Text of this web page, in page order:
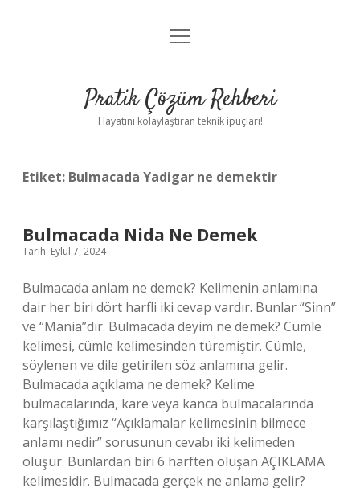
Anasayfa
Yasal Uyarı
menüyü
Pratik Çözüm Rehberi
Hayatını kolaylaştıran teknik ipuçları!
Etiket: Bulmacada Yadigar ne demektir
Bulmacada Nida Ne Demek
Tarih: Eylül 7, 2024
Bulmacada anlam ne demek? Kelimenin anlamına
dair her biri dört harfli iki cevap vardır. Bunlar “Sinn”
ve “Mania”dır. Bulmacada deyim ne demek? Cümle
kelimesi, cümle kelimesinden türemiştir. Cümle,
söylenen ve dile getirilen söz anlamına gelir.
Bulmacada açıklama ne demek? Kelime
bulmacalarında, kare veya kanca bulmacalarında
karşılaştığımız “Açıklamalar kelimesinin bilmece
anlamı nedir” sorusunun cevabı iki kelimeden
oluşur. Bunlardan biri 6 harften oluşan AÇIKLAMA
kelimesidir. Bulmacada gerçek ne anlama gelir?